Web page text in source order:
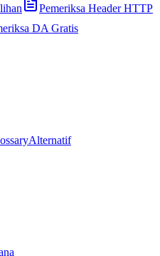
Pemeriksa Header HTTP
DA Gratis
Alternatif